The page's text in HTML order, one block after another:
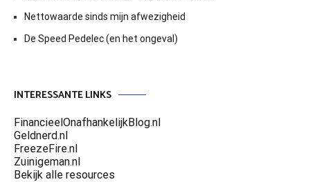
Nettowaarde sinds mijn afwezigheid
De Speed Pedelec (en het ongeval)
INTERESSANTE LINKS
FinancieelOnafhankelijkBlog.nl
Geldnerd.nl
FreezeFire.nl
Zuinigeman.nl
Bekijk alle resources